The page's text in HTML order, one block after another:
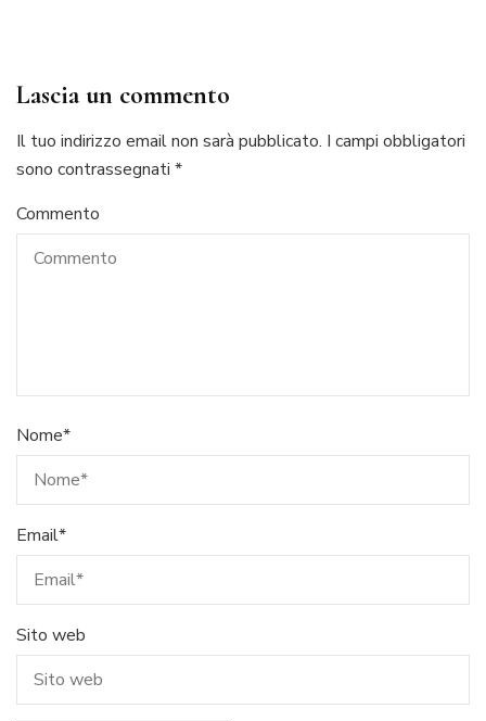
Lascia un commento
Il tuo indirizzo email non sarà pubblicato. I campi obbligatori
sono contrassegnati *
Commento
Nome*
Email*
Sito web